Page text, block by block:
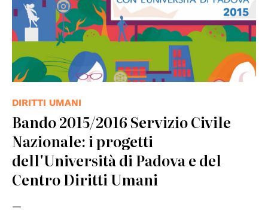
DIRITTI UMANI
Bando 2015/2016 Servizio Civile
Nazionale: i progetti
dell'Università di Padova e del
Centro Diritti Umani